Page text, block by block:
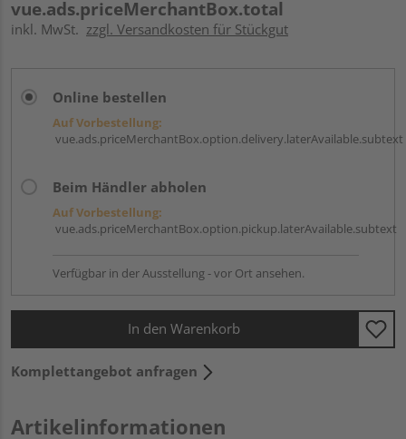
vue.ads.priceMerchantBox.total
inkl. MwSt. zzgl. Versandkosten für Stückgut
Online bestellen
Auf Vorbestellung:
vue.ads.priceMerchantBox.option.delivery.laterAvailable.subtext
Beim Händler abholen
Auf Vorbestellung:
vue.ads.priceMerchantBox.option.pickup.laterAvailable.subtext
Verfügbar in der Ausstellung - vor Ort ansehen.
In den Warenkorb
Komplettangebot anfragen
Artikelinformationen